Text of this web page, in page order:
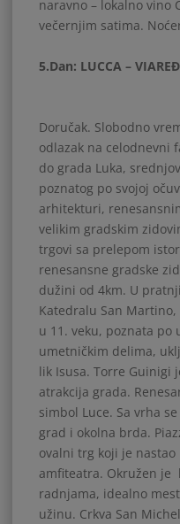
naravno – lokalno vino
večernjim satima.
5.Dan: LUCCA –
Doručak. Slobodno
odlazak na celodnevni
do grada Luka,
poznatog po svojoj
arhitekturi,
velikim gradskim
trgovi sa prelepom
renesansne gradske
dužini od 4km. U
Katedralu San
u 11. veku, poznata
umetničkim delima,
lik Isusa. Torre Guinigi
atrakcija grada.
simbol Luce. Sa vrha
grad i okolna brda.
ovalni trg koji je
amfiteatra. Okružen je
radnjama, idealno
užinu. Crkva San